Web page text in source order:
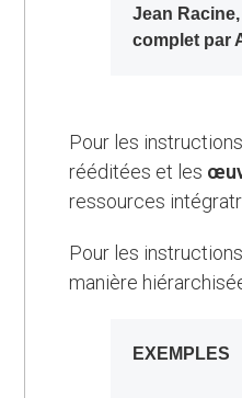
Jean
complet par
Pour les instructions sur l’enregistrement des changements de responsabilité pour les œuvres
rééditées et les
ressources
Pour les instructions sur l’enregistrement des relations dans le cas de relations définies de
manière
EXEMPLES